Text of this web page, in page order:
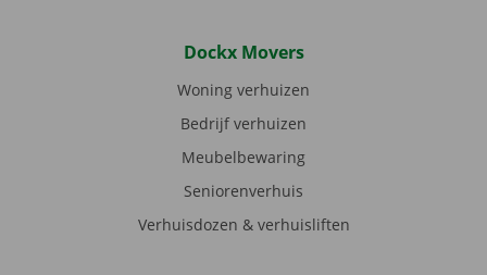
Dockx Movers
Woning verhuizen
Bedrijf verhuizen
Meubelbewaring
Seniorenverhuis
Verhuisdozen & verhuisliften